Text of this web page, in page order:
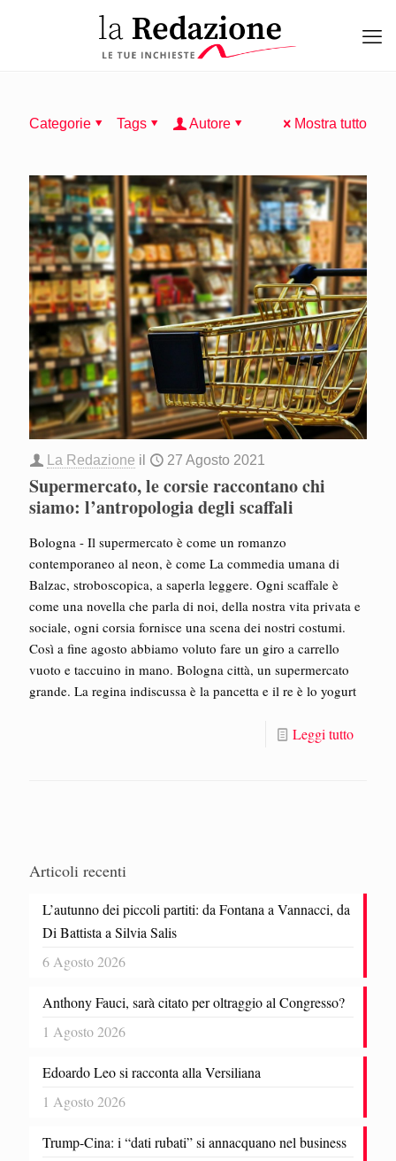
Categorie Tags Autore Mostra tutto
La Redazione il 27 Agosto 2021
Supermercato, le corsie raccontano chi
siamo: l’antropologia degli scaffali
Bologna - Il supermercato è come un romanzo
contemporaneo al neon, è come La commedia umana di
Balzac, stroboscopica, a saperla leggere. Ogni scaffale è
come una novella che parla di noi, della nostra vita privata e
sociale, ogni corsia fornisce una scena dei nostri costumi.
Così a fine agosto abbiamo voluto fare un giro a carrello
vuoto e taccuino in mano. Bologna città, un supermercato
grande. La regina indiscussa è la pancetta e il re è lo yogurt
Leggi tutto
Articoli recenti
L’autunno dei piccoli partiti: da Fontana a Vannacci, da
Di Battista a Silvia Salis
6 Agosto 2026
Anthony Fauci, sarà citato per oltraggio al Congresso?
1 Agosto 2026
Edoardo Leo si racconta alla Versiliana
1 Agosto 2026
Trump-Cina: i “dati rubati” si annacquano nel business